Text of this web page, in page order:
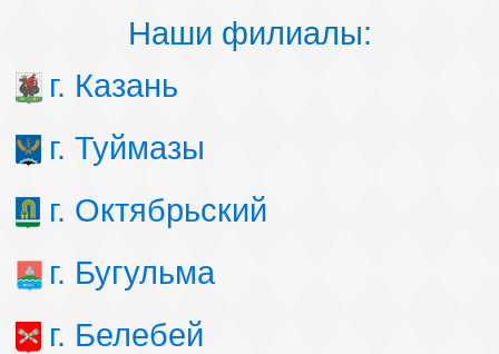
Наши филиалы:
г. Казань
г. Туймазы
г. Октябрьский
г. Бугульма
г. Белебей